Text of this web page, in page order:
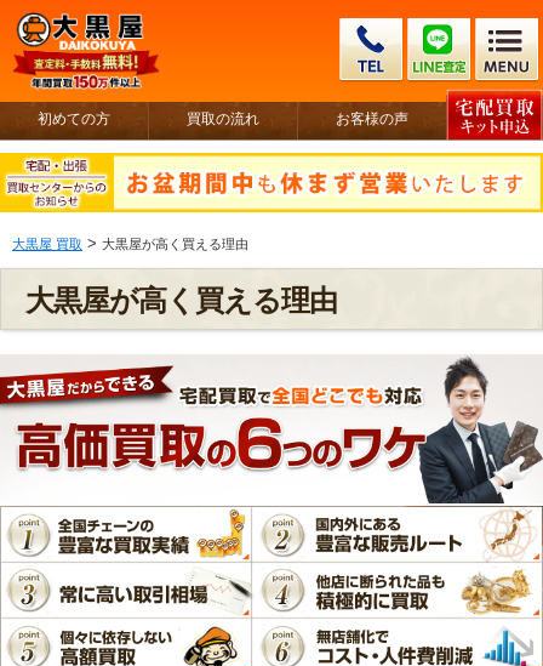
初めての方 買取の流れ お客様の声
大黒屋 買取 > 大黒屋が高く買える理由
大黒屋が高く買える理由